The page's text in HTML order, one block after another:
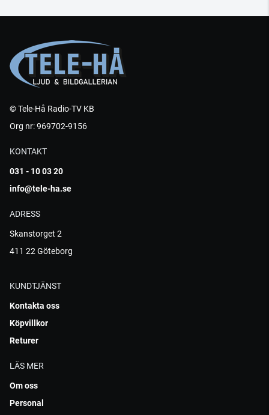
© Tele-Hå Radio-TV KB
Org nr: 969702-9156
KONTAKT
031 - 10 03 20
info@tele-ha.se
ADRESS
Skanstorget 2
411 22 Göteborg
KUNDTJÄNST
Kontakta oss
Köpvillkor
Returer
LÄS MER
Om oss
Personal